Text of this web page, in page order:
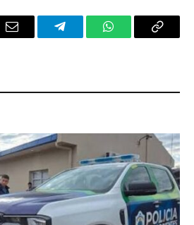
Email TelegramWhatsAppCopy